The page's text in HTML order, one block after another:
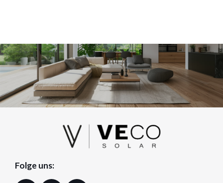
Folge uns: